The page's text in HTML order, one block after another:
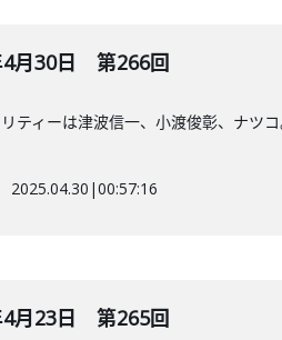
4月30日 第266回
ティーは津波信一、小渡俊彰、ナツ
2025.04.30 |00:57:16
4月23日 第265回